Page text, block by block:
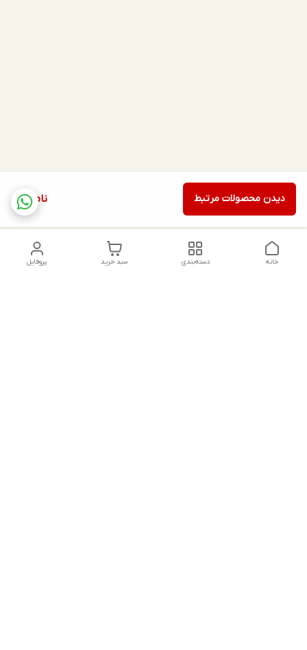
ناموجود دیدن محصولات مرتبط
پروفایل سبد خرید دسته‌بندی خانه